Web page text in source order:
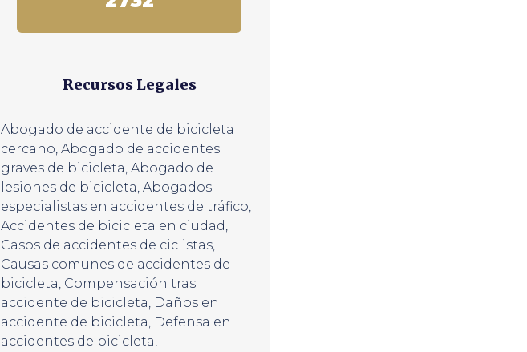
Recursos Legales
Abogado de accidente de bicicleta
cercano, Abogado de accidentes
graves de bicicleta, Abogado de
lesiones de bicicleta, Abogados
especialistas en accidentes de tráfico,
Accidentes de bicicleta en ciudad,
Casos de accidentes de ciclistas,
Causas comunes de accidentes de
bicicleta, Compensación tras
accidente de bicicleta, Daños en
accidente de bicicleta, Defensa en
accidentes de bicicleta,